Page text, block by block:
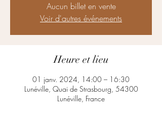
Aucun billet en vente
Voir d'autres événements
Heure et lieu
01 janv. 2024, 14:00 – 16:30
Lunéville, Quai de Strasbourg, 54300
Lunéville, France